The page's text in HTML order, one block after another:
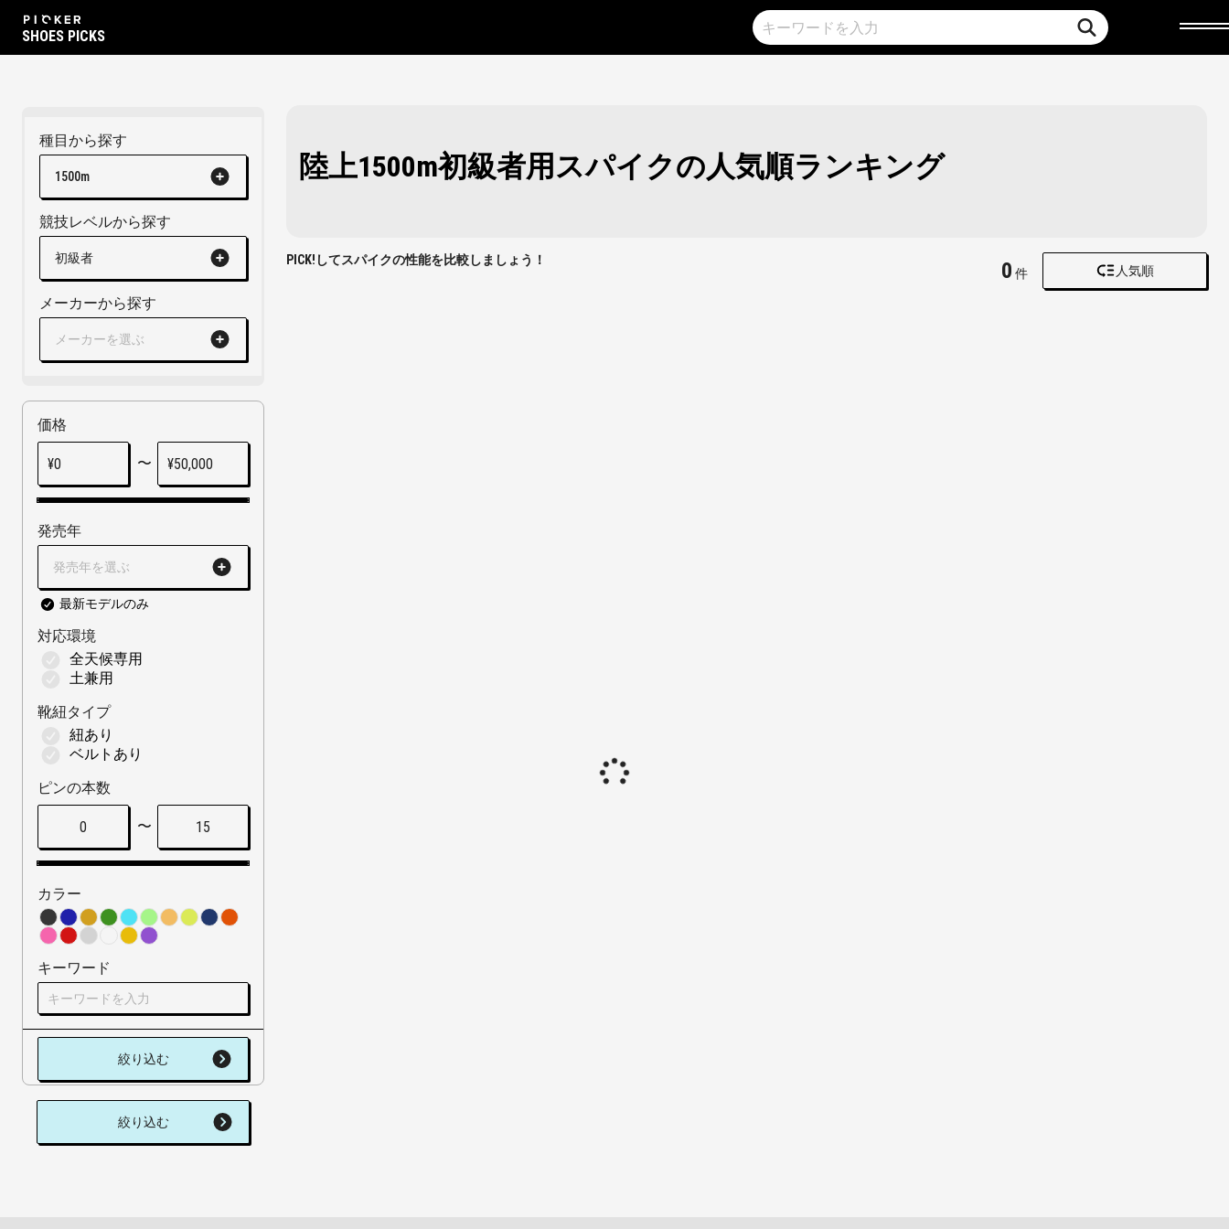
SHOES PICKS
種目から探す
1500m
競技レベルから探す
初級者
メーカーから探す
メーカーを選ぶ
価格
¥0 〜 ¥50,000
発売年
発売年を選ぶ
最新モデルのみ
対応環境
全天候専用
土兼用
靴紐タイプ
紐あり
ベルトあり
ピンの本数
0 〜 15
カラー
キーワード
絞り込む
絞り込む
陸上1500m初級者用スパイクの人気順ランキング
PICK!してスパイクの性能を比較しましょう！ 0 件 人気順